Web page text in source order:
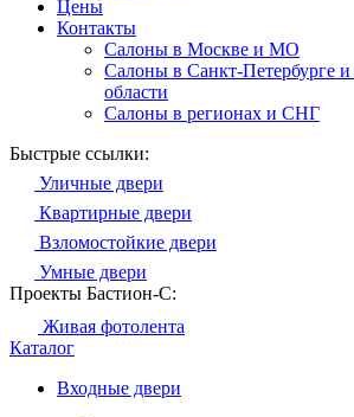
Цены
Контакты
Салоны в Москве и МО
Салоны в Санкт-Петербурге
области
Салоны в регионах и СНГ
Быстрые ссылки:
Уличные двери
Квартирные двери
Взломостойкие двери
Умные двери
Проекты Бастион-С:
Живая фотолента
Каталог
Входные двери